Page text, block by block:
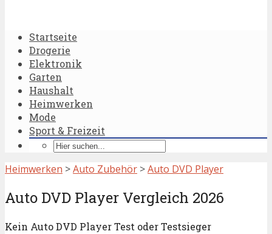
Startseite
Drogerie
Elektronik
Garten
Haushalt
Heimwerken
Mode
Sport & Freizeit
Heimwerken >Auto Zubehör >Auto DVD Player
Auto DVD Player Vergleich 2026
Kein Auto DVD Player Test oder Testsieger